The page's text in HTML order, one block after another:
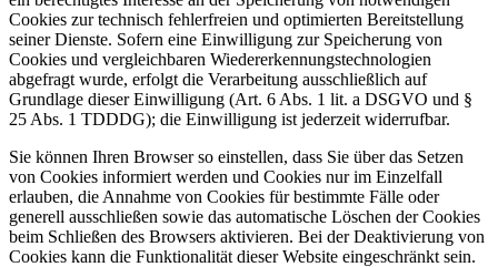
Cookies zur technisch fehlerfreien und optimierten Bereitstellung
seiner Dienste. Sofern eine Einwilligung zur Speicherung von
Cookies und vergleichbaren Wiedererkennungstechnologien
abgefragt wurde, erfolgt die Verarbeitung ausschließlich auf
Grundlage dieser Einwilligung (Art. 6 Abs. 1 lit. a DSGVO und §
25 Abs. 1 TDDDG); die Einwilligung ist jederzeit widerrufbar.
Sie können Ihren Browser so einstellen, dass Sie über das Setzen
von Cookies informiert werden und Cookies nur im Einzelfall
erlauben, die Annahme von Cookies für bestimmte Fälle oder
generell ausschließen sowie das automatische Löschen der Cookies
beim Schließen des Browsers aktivieren. Bei der Deaktivierung von
Cookies kann die Funktionalität dieser Website eingeschränkt sein.